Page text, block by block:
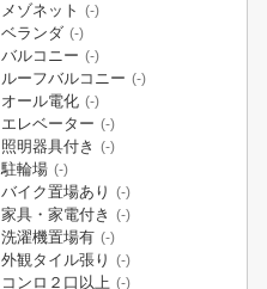
メゾネット (-)
ベランダ (-)
バルコニー (-)
ルーフバルコニー (-)
オール電化 (-)
エレベーター (-)
照明器具付き (-)
駐輪場 (-)
バイク置場あり (-)
家具・家電付き (-)
洗濯機置場有 (-)
外観タイル張り (-)
コンロ２口以上 (-)